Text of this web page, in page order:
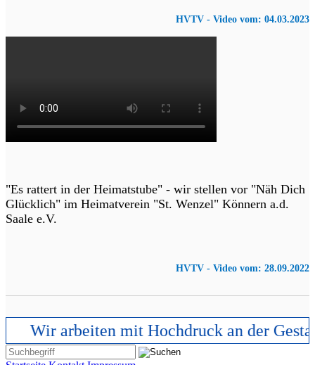
HVTV - Video vom: 04.03.2023
"Es rattert in der Heimatstube" - wir stellen vor "Näh Dich
Glücklich" im Heimatverein "St. Wenzel" Könnern a.d.
Saale e.V.
HVTV - Video vom: 28.09.2022
Wir arbeiten mit Hochdruck an der